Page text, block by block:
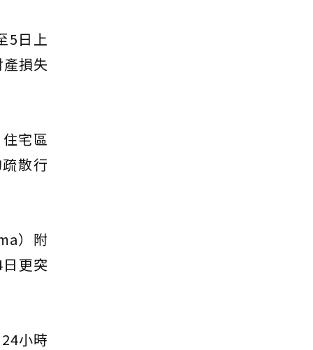
5日上
損失
宅區
散行
）附
更突
小時